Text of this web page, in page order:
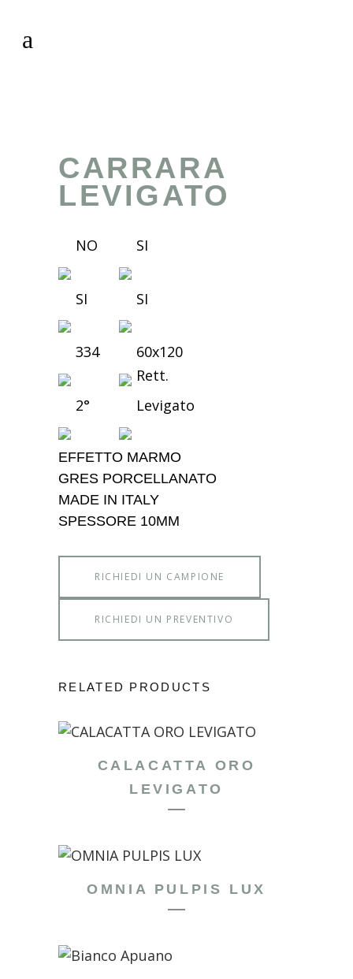
CARRARA
LEVIGATO
NO SI
SI SI
334
60x120
Rett.
2°
Levigato
EFFETTO MARMO
GRES PORCELLANATO
MADE IN ITALY
SPESSORE 10MM
RICHIEDI UN CAMPIONE
RICHIEDI UN PREVENTIVO
RELATED PRODUCTS
CALACATTA ORO
LEVIGATO
OMNIA PULPIS LUX